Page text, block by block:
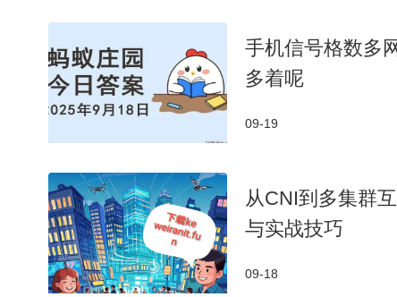
手机信号格数多
多着呢
09-19
从CNI到多集群
与实战技巧
09-18